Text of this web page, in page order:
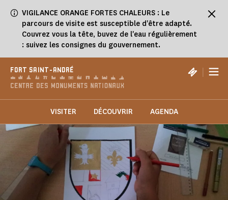
VIGILANCE ORANGE FORTES CHALEURS : Le
parcours de visite est susceptible d'être adapté.
Couvrez vous la tête, buvez de l'eau régulièrement
: suivez les consignes du gouvernement.
FORT SAINT-ANDRÉ |
VISITER DÉCOUVRIR AGENDA